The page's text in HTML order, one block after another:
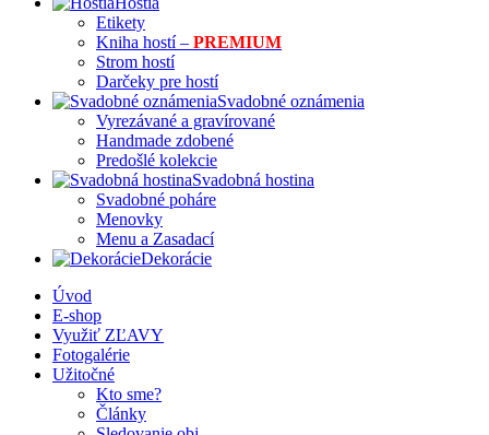
Etikety
Kniha hostí – PREMIUM
Strom hostí
Darčeky pre hostí
Svadobné oznámenia
Vyrezávané a gravírované
Handmade zdobené
Predošlé kolekcie
Svadobná hostina
Svadobné poháre
Menovky
Menu a Zasadací
Dekorácie
Úvod
E-shop
Využiť ZĽAVY
Fotogalérie
Užitočné
Kto sme?
Články